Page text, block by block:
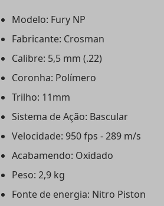
Modelo: Fury NP
Fabricante: Crosman
Calibre: 5,5 mm (.22)
Coronha: Polímero
Trilho: 11mm
Sistema de Ação: Bascular
Velocidade: 950 fps - 289 m/s
Acabamendo: Oxidado
Peso: 2,9 kg
Fonte de energia: Nitro Piston